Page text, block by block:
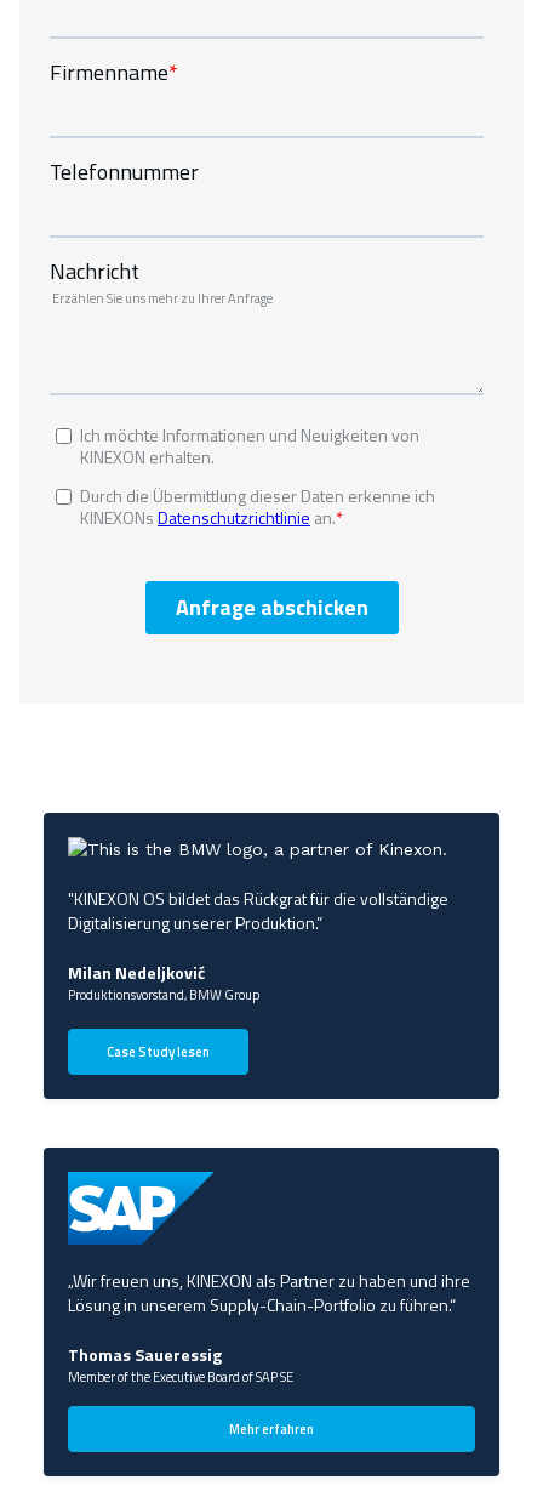
"KINEXON OS bildet das Rückgrat für die vollständige
Digitalisierung unserer Produktion.”
Milan Nedeljković
Produktionsvorstand, BMW Group
Case Study lesen
„Wir freuen uns, KINEXON als Partner zu haben und ihre
Lösung in unserem Supply-Chain-Portfolio zu führen.“
Thomas Saueressig
Member of the Executive Board of SAP SE
Mehr erfahren